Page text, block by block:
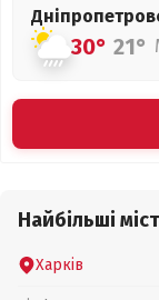
30° 21°
Найбільші
Харків